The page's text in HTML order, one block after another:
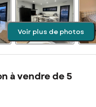
Voir plus de photos
à vendre de 5